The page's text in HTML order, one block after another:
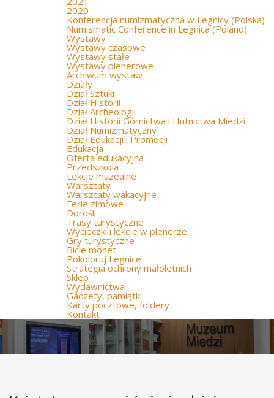
2020
Konferencja numizmatyczna w Legnicy (Polska)
Numismatic Conference in Legnica (Poland)
Wystawy
Wystawy czasowe
Wystawy stałe
Wystawy plenerowe
Archiwum wystaw
Działy
Dział Sztuki
Dział Historii
Dział Archeologii
Dział Historii Górnictwa i Hutnictwa Miedzi
Dział Numizmatyczny
Dział Edukacji i Promocji
Edukacja
Oferta edukacyjna
Przedszkola
Lekcje muzealne
Warsztaty
Warsztaty wakacyjne
Ferie zimowe
Dorośli
Trasy turystyczne
Wycieczki i lekcje w plenerze
Gry turystyczne
Bicie monet
Pokoloruj Legnicę
Strategia ochrony małoletnich
Sklep
Wydawnictwa
Gadżety, pamiątki
Karty pocztowe, foldery
Kontakt